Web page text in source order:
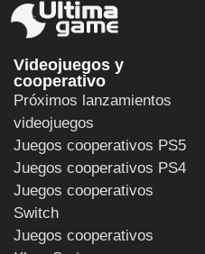
Videojuegos y
cooperativo
Próximos lanzamientos
videojuegos
Juegos cooperativos PS5
Juegos cooperativos PS4
Juegos cooperativos
Switch
Juegos cooperativos